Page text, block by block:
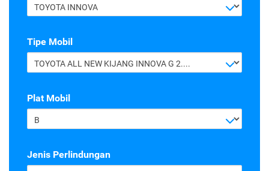
TOYOTA INNOVA
Tipe Mobil
TOYOTA ALL NEW KIJANG INNOVA G 2.4 A/T DIESEL
Plat Mobil
B
Jenis Perlindungan